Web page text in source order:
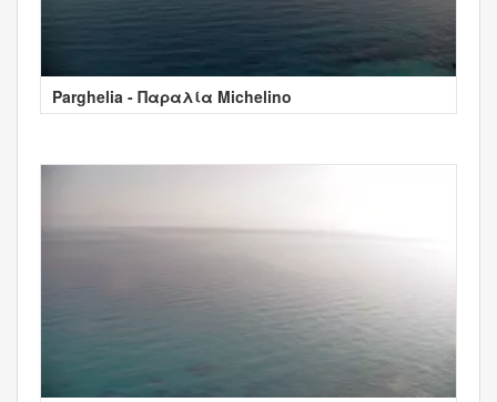
Parghelia - Παραλία Michelino